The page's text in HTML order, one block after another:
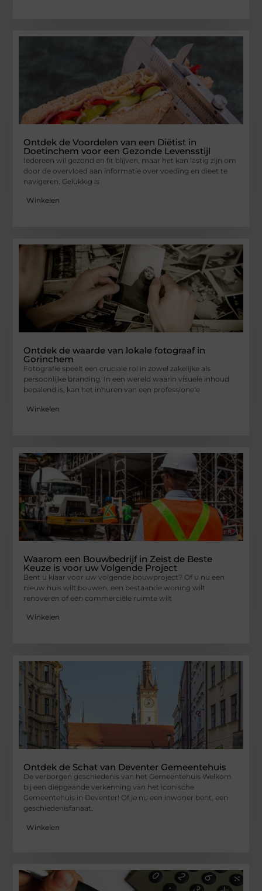
Ontdek de Voordelen van een Diëtist in
Doetinchem voor een Gezonde Levensstijl
Iedereen wil gezond en fit blijven, maar het kan lastig zijn om
door de overvloed aan informatie over voeding en dieet te
navigeren. Gelukkig is
Winkelen
Ontdek de waarde van lokale fotograaf in
Gorinchem
Fotografie speelt een cruciale rol in zowel zakelijke als
persoonlijke branding. In een wereld waarin visuele inhoud
bepalend is, kan het inhuren van een professionele
Winkelen
Waarom een Bouwbedrijf in Zeist de Beste
Keuze is voor uw Volgende Project
Bent u klaar voor uw volgende bouwproject? Of u nu een
nieuw huis wilt bouwen, een bestaande woning wilt
renoveren of een commerciële ruimte wilt
Winkelen
Ontdek de Schat van Deventer Gemeentehuis
De verborgen geschiedenis van het Gemeentehuis Welkom
bij een diepgaande verkenning van het iconische
Gemeentehuis in Deventer! Of je nu een inwoner bent, een
geschiedenisfanaat,
Winkelen